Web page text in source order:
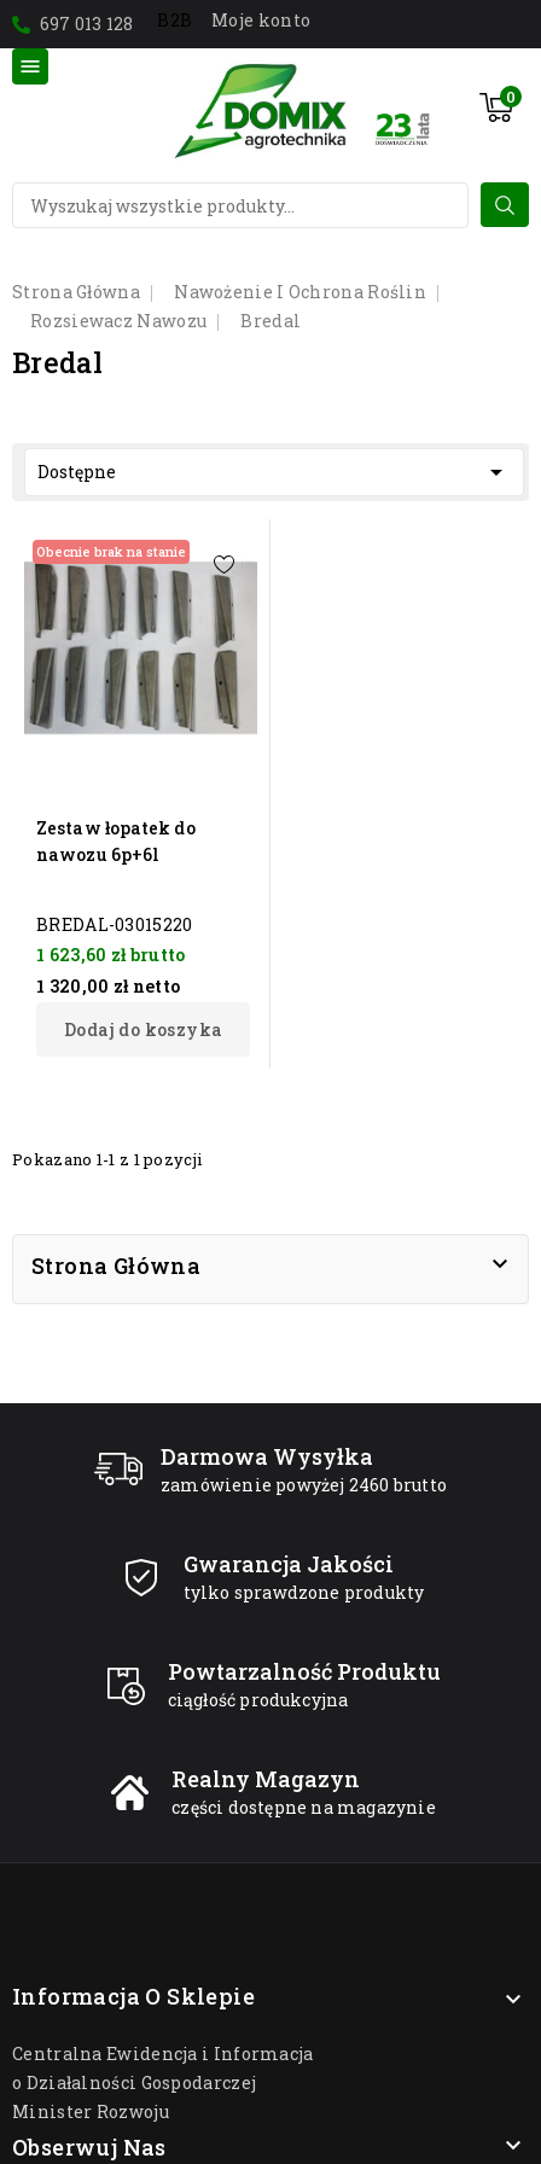
697 013 128 B2B Moje konto
0

Strona Główna
Nawożenie I Ochrona Roślin
Rozsiewacz Nawozu
Bredal
Bredal
Dostępne 
Obecnie brak na stanie
Zestaw łopatek do
nawozu 6p+6l
BREDAL-03015220
1 623,60 złbrutto
1 320,00 zł netto
Dodaj do koszyka
Pokazano 1-1 z 1 pozycji
Strona Główna 
Darmowa Wysyłka
zamówienie powyżej 2460 brutto
Gwarancja Jakości
tylko sprawdzone produkty
Powtarzalność Produktu
ciągłość produkcyjna
Realny Magazyn
części dostępne na magazynie
Informacja O Sklepie 
Centralna Ewidencja i Informacja
o Działalności Gospodarczej
Minister Rozwoju
Obserwuj Nas 